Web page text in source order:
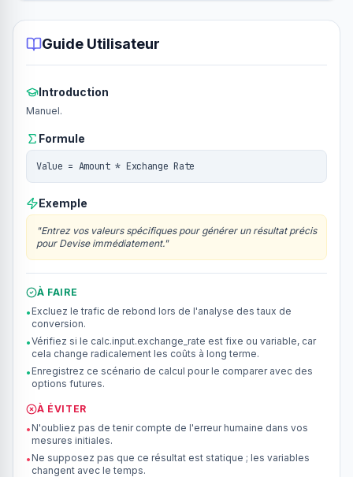
Guide Utilisateur
Introduction
Manuel.
Formule
Value = Amount * Exchange Rate
Exemple
"Entrez vos valeurs spécifiques pour générer un résultat précis
pour Devise immédiatement."
À FAIRE
• Excluez le trafic de rebond lors de l'analyse des taux de
conversion.
•Vérifiez si le calc.input.exchange_rate est fixe ou variable, car
cela change radicalement les coûts à long terme.
• Enregistrez ce scénario de calcul pour le comparer avec des
options futures.
À ÉVITER
• N'oubliez pas de tenir compte de l'erreur humaine dans vos
mesures initiales.
• Ne supposez pas que ce résultat est statique ; les variables
changent avec le temps.